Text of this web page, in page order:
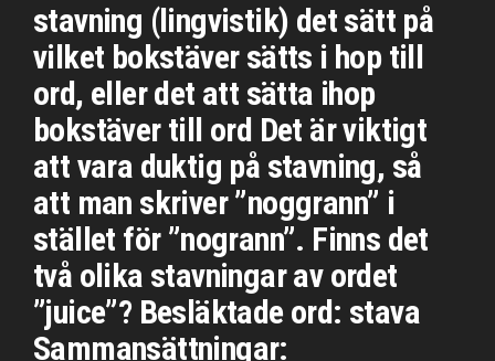
stavning (lingvistik) det sätt på
vilket bokstäver sätts i hop till
ord, eller det att sätta ihop
bokstäver till ord Det är viktigt
att vara duktig på stavning, så
att man skriver ”noggrann” i
stället för ”nogrann”. Finns det
två olika stavningar av ordet
”juice”? Besläktade ord: stava
Sammansättningar: